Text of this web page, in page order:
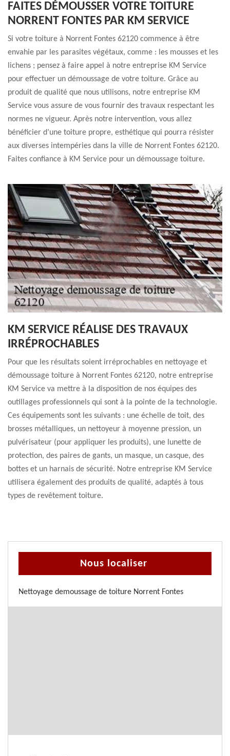
FAITES DÉMOUSSER VOTRE TOITURE
NORRENT FONTES PAR KM SERVICE
Si votre toiture à Norrent Fontes 62120 commence à être
envahie par les parasites végétaux, comme : les mousses et les
lichens ; pensez à faire appel à notre entreprise KM Service
pour effectuer un démoussage de votre toiture. Grâce au
produit de qualité que nous utilisons, notre entreprise KM
Service vous assure de vous fournir des travaux respectant les
normes ne vigueur. Après notre intervention, vous allez
bénéficier d’une toiture propre, esthétique qui pourra résister
aux diverses intempéries dans la ville de Norrent Fontes 62120.
Faites confiance à KM Service pour un démoussage toiture.
KM SERVICE RÉALISE DES TRAVAUX
IRRÉPROCHABLES
Pour que les résultats soient irréprochables en nettoyage et
démoussage toiture à Norrent Fontes 62120, notre entreprise
KM Service va mettre à la disposition de nos équipes des
outillages professionnels qui sont à la pointe de la technologie.
Ces équipements sont les suivants : une échelle de toit, des
brosses métalliques, un nettoyeur à moyenne pression, un
pulvérisateur (pour appliquer les produits), une lunette de
protection, des paires de gants, un masque, un casque, des
bottes et un harnais de sécurité. Notre entreprise KM Service
utilisera également des produits de qualité, adaptés à tous
types de revêtement toiture.
Nous localiser
Nettoyage demoussage de toiture Norrent Fontes